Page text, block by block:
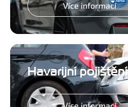
Více informací
Havarijní pojištění